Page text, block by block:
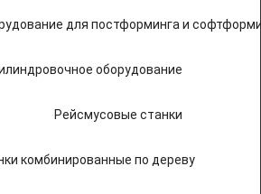
для постформинга и
оборудование
Рейсмусовые станки
комбинированные по дереву